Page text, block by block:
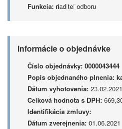
Funkcia: riaditeľ odboru
Informácie o objednávke
Číslo objednávky: 0000043444
Popis objednaného plnenia:
Dátum vyhotovenia: 23.02.2021
Celková hodnota s DPH:
Identifikácia zmluvy:
Dátum zverejnenia: 01.06.2021